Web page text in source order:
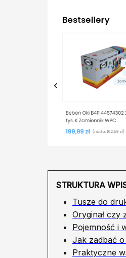
STRUKTURA
Tusze do
Oryginał czy
Pojemność i
Jak zadbać
Praktyczne